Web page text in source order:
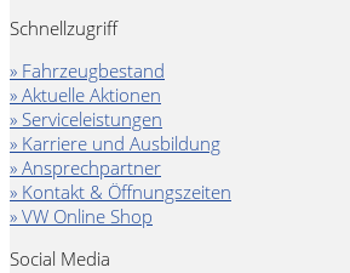
Schnellzugriff
» Fahrzeugbestand
» Aktuelle Aktionen
» Serviceleistungen
» Karriere und Ausbildung
» Ansprechpartner
» Kontakt & Öffnungszeiten
» VW Online Shop
Social Media